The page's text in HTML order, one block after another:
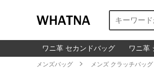
ワニ革 セカンドバッグ ワニ革
メンズバッグ  メンズ クラッチバッ